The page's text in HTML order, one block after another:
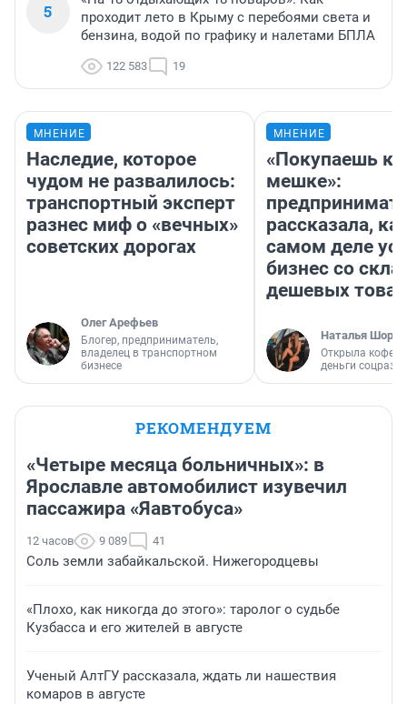
5
проходит лето в Крыму с перебоями света и
бензина, водой по графику и налетами БПЛА
122 583 19
МНЕНИЕ
Наследие, которое
чудом не развалилось:
транспортный эксперт
разнес миф о «вечных»
советских дорогах
Олег Арефьев
Блогер, предприниматель,
владелец в транспортном
бизнесе
МНЕНИЕ
«Покупаешь
мешке»:
рассказала,
самом деле
бизнес со
дешевых
Наталья
Открыла
деньги
РЕКОМЕНДУЕМ
«Четыре месяца больничных»: в
Ярославле автомобилист изувечил
пассажира «Яавтобуса»
12 часов 9 089 41
Соль земли забайкальской. Нижегородцевы
«Плохо, как никогда до этого»: таролог о судьбе
Кузбасса и его жителей в августе
Ученый АлтГУ рассказала, ждать ли нашествия
комаров в августе